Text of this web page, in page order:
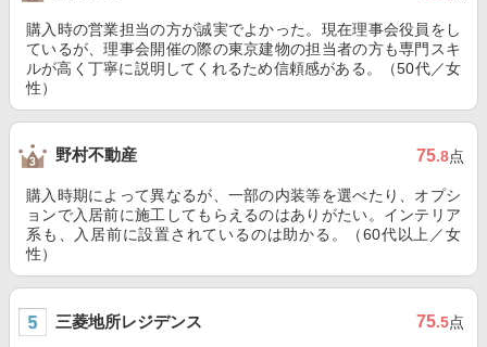
購入時の営業担当の方が誠実でよかった。現在理事会役員をし
ているが、理事会開催の際の東京建物の担当者の方も専門スキ
ルが高く丁寧に説明してくれるため信頼感がある。（50代／女
性）
野村不動産 75.8点
購入時期によって異なるが、一部の内装等を選べたり、オプシ
ョンで入居前に施工してもらえるのはありがたい。インテリア
系も、入居前に設置されているのは助かる。（60代以上／女
性）
三菱地所レジデンス 75.5点